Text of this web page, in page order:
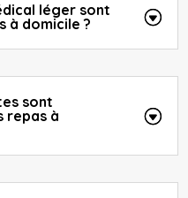
léger sont
à domicile ?
sont
repas à